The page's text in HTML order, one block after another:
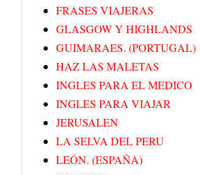
FRASES VIAJERAS
GLASGOW Y HIGHLANDS
GUIMARAES. (PORTUGAL)
HAZ LAS MALETAS
INGLES PARA EL MEDICO
INGLES PARA VIAJAR
JERUSALEN
LA SELVA DEL PERU
LEÓN. (ESPAÑA)